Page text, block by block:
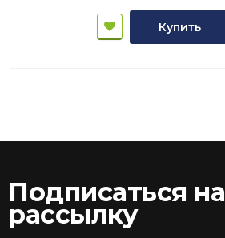
Купить
Подписаться на
рассылку